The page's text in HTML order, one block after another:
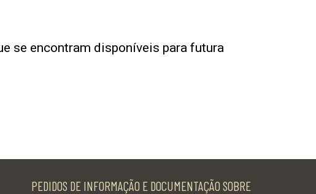
se encontram disponíveis para futura
PEDIDOS DE INFORMAÇÃO E DOCUMENTAÇÃO SOBRE